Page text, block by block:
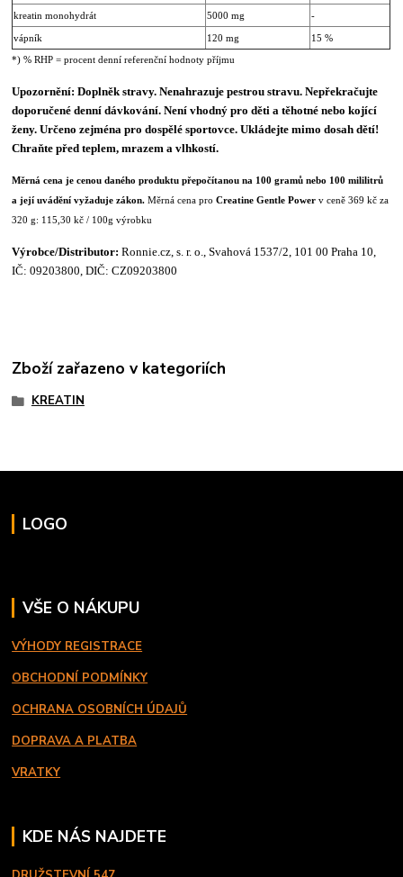
kreatin monohydrát 5000 mg -
vápník 120 mg
15 %
*) % RHP = procent denní referenční hodnoty příjmu
Upozornění: Doplněk stravy. Nenahrazuje pestrou stravu. Nepřekračujte
doporučené denní dávkování. Není vhodný pro děti a těhotné nebo kojící
ženy. Určeno zejména pro dospělé sportovce. Ukládejte mimo dosah dětí!
Chraňte před teplem, mrazem a vlhkostí.
Měrná cena je cenou daného produktu přepočítanou na 100 gramů nebo 100 mililitrů
a její uvádění vyžaduje zákon.Měrná cena proCreatine Gentle Power v ceně 369 kč za
320 g: 115,30 kč / 100g výrobku
Výrobce/Distributor: Ronnie.cz, s. r. o., Svahová 1537/2, 101 00 Praha 10,
IČ: 09203800, DIČ: CZ09203800
Zboží zařazeno v kategoriích
KREATIN
LOGO
VŠE O NÁKUPU
VÝHODY REGISTRACE
OBCHODNÍ PODMÍNKY
OCHRANA OSOBNÍCH ÚDAJŮ
DOPRAVA A PLATBA
VRATKY
KDE NÁS NAJDETE